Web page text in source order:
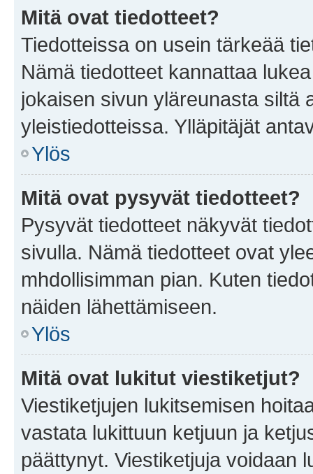
Mitä ovat tiedotteet?
Tiedotteissa on usein tärkeää
Nämä tiedotteet kannattaa
jokaisen sivun yläreunasta siltä
yleistiedotteissa. Ylläpitäjät
Ylös
Mitä ovat pysyvät tiedotteet?
Pysyvät tiedotteet näkyvät
sivulla. Nämä tiedotteet ovat
mhdollisimman pian. Kuten
näiden lähettämiseen.
Ylös
Mitä ovat lukitut viestiketjut?
Viestiketjujen lukitsemisen
vastata lukittuun ketjuun ja
päättynyt. Viestiketjuja voidaan